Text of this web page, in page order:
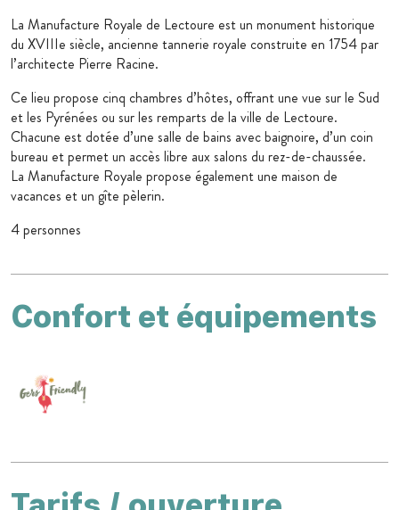
La Manufacture Royale de Lectoure est un monument historique
du XVIIIe siècle, ancienne tannerie royale construite en 1754 par
l’architecte Pierre Racine.
Ce lieu propose cinq chambres d’hôtes, offrant une vue sur le Sud
et les Pyrénées ou sur les remparts de la ville de Lectoure.
Chacune est dotée d’une salle de bains avec baignoire, d’un coin
bureau et permet un accès libre aux salons du rez-de-chaussée.
La Manufacture Royale propose également une maison de
vacances et un gîte pèlerin.
4 personnes
Confort et équipements